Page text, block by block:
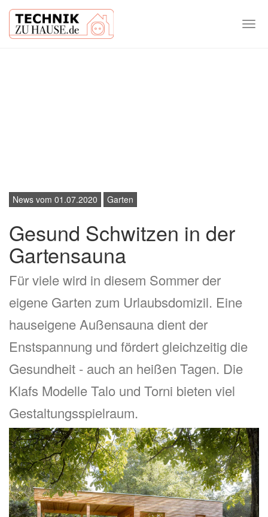
News vom 01.07.2020 Garten
Gesund Schwitzen in der
Gartensauna
Für viele wird in diesem Sommer der
eigene Garten zum Urlaubsdomizil. Eine
hauseigene Außensauna dient der
Enstspannung und fördert gleichzeitig die
Gesundheit - auch an heißen Tagen. Die
Klafs Modelle Talo und Torni bieten viel
Gestaltungsspielraum.